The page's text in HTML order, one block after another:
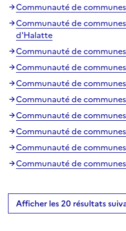
Communauté de
Communauté de communes
d'Halatte
Communauté de communes
Communauté de communes
Communauté de
Communauté de
Communauté de
Communauté de
Communauté de communes
Communauté de
Afficher les 20 résultats